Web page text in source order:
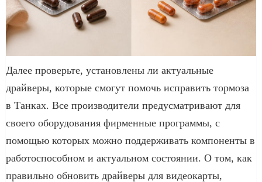
Далее проверьте, установлены ли актуальные
драйверы, которые смогут помочь исправить тормоза
в Танках. Все производители предусматривают для
своего оборудования фирменные программы, с
помощью которых можно поддерживать компоненты в
работоспособном и актуальном состоянии. О том, как
правильно обновить драйверы для видеокарты,